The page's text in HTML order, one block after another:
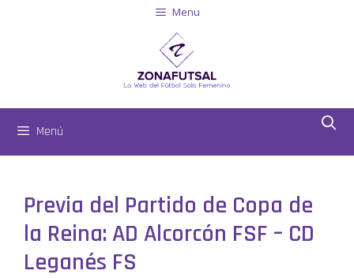
Menu
Menú
Previa del Partido de Copa de
la Reina: AD Alcorcón FSF – CD
Leganés FS